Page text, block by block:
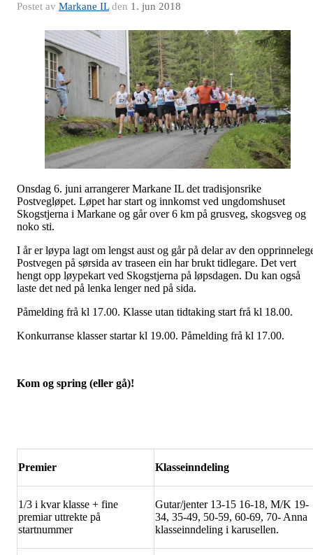
Postet av Markane ILden 1. jun 2018
Onsdag 6. juni arrangerer Markane IL det tradisjonsrike
Postvegløpet. Løpet har start og innkomst ved ungdomshuset
Skogstjerna i Markane og går over 6 km på grusveg, skogsveg og
noko sti.
I år er løypa lagt om lengst aust og går på delar av den
Postvegen på sørsida av traseen ein har brukt tidlegare. Det vert
hengt opp løypekart ved Skogstjerna på løpsdagen. Du kan også
laste det ned på lenka lenger ned på sida.
Påmelding frå kl 17.00. Klasse utan tidtaking start frå kl 18.00.
Konkurranse klasser startar kl 19.00. Påmelding frå kl 17.00.
Kom og spring (eller gå)!
Premier Klasseinndeling
1/3 i kvar klasse + fine
premiar uttrekte på
startnummer
Gutar/jenter 13-15 16-18, M/K 19-
34, 35-49, 50-59, 60-69, 70- Anna
klasseinndeling i karusellen.